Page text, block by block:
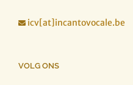
 icv[at]incantovocale.be
VOLG ONS